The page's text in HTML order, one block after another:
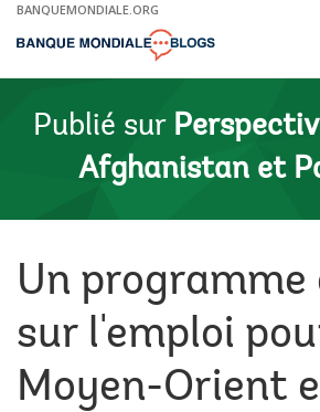
Skip
Main
BANQUEMONDIALE.ORG
Publié sur
Afghanistan et
Un programme
sur l'emploi
Moyen-Orient